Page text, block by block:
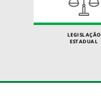
LEGISLAÇÃO
ESTADUAL